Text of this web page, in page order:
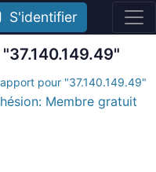
S'identifier
pour "37.140.149.49"
Membre gratuit